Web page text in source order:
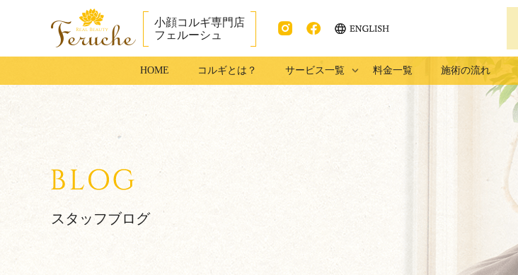
成田市で小顔コ
小顔コルギ専門店
フェルーシュ
ram
ook
HOME コルギとは？ サービス一覧 料金一覧 施術の流れ
スタッフブログ